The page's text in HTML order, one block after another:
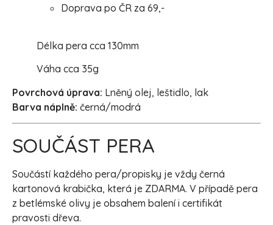
Doprava po ČR za 69,-
Délka pera cca 130mm
Váha cca 35g
Povrchová úprava: Lněný olej, leštidlo, lak
Barva náplně: černá/modrá
SOUČÁST PERA
Součástí každého pera/propisky je vždy černá
kartonová krabička, která je ZDARMA. V případě pera
z betlémské olivy je obsahem balení i certifikát
pravosti dřeva.